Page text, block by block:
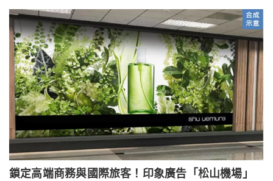
鎖定高端商務與國際旅客！印象廣告「松山機場」